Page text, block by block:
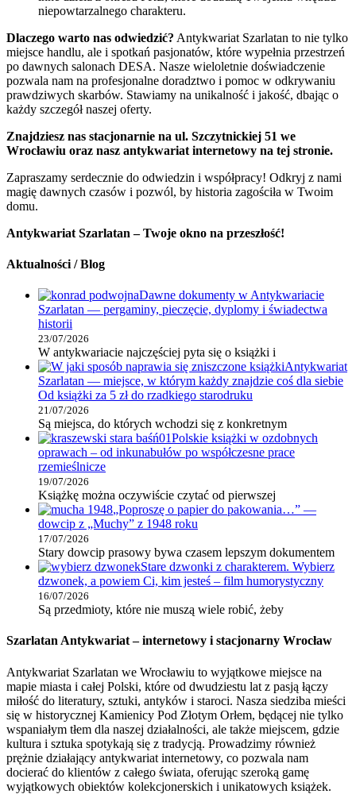
niepowtarzalnego charakteru.
Dlaczego warto nas odwiedzić? Antykwariat Szarlatan to nie tylko
miejsce handlu, ale i spotkań pasjonatów, które wypełnia przestrzeń
po dawnych salonach DESA. Nasze wieloletnie doświadczenie
pozwala nam na profesjonalne doradztwo i pomoc w odkrywaniu
prawdziwych skarbów. Stawiamy na unikalność i jakość, dbając o
każdy szczegół naszej oferty.
Znajdziesz nas stacjonarnie na ul. Szczytnickiej 51 we
Wrocławiu oraz nasz antykwariat internetowy na tej stronie.
Zapraszamy serdecznie do odwiedzin i współpracy! Odkryj z nami
magię dawnych czasów i pozwól, by historia zagościła w Twoim
domu.
Antykwariat Szarlatan – Twoje okno na przeszłość!
Aktualności / Blog
Dawne dokumenty w Antykwariacie
Szarlatan — pergaminy, pieczęcie, dyplomy i świadectwa
historii
23/07/2026
W antykwariacie najczęściej pyta się o książki i
Antykwariat
Szarlatan — miejsce, w którym każdy znajdzie coś dla siebie
Od książki za 5 zł do rzadkiego starodruku
21/07/2026
Są miejsca, do których wchodzi się z konkretnym
Polskie książki w ozdobnych
oprawach – od inkunabułów po współczesne prace
rzemieślnicze
19/07/2026
Książkę można oczywiście czytać od pierwszej
„Poproszę o papier do pakowania…” —
dowcip z „Muchy” z 1948 roku
17/07/2026
Stary dowcip prasowy bywa czasem lepszym dokumentem
Stare dzwonki z charakterem. Wybierz
dzwonek, a powiem Ci, kim jesteś – film humorystyczny
16/07/2026
Są przedmioty, które nie muszą wiele robić, żeby
Szarlatan Antykwariat – internetowy i stacjonarny Wrocław
Antykwariat Szarlatan we Wrocławiu to wyjątkowe miejsce na
mapie miasta i całej Polski, które od dwudziestu lat z pasją łączy
miłość do literatury, sztuki, antyków i staroci. Nasza siedziba mieści
się w historycznej Kamienicy Pod Złotym Orłem, będącej nie tylko
wspaniałym tłem dla naszej działalności, ale także miejscem, gdzie
kultura i sztuka spotykają się z tradycją. Prowadzimy również
prężnie działający antykwariat internetowy, co pozwala nam
docierać do klientów z całego świata, oferując szeroką gamę
wyjątkowych obiektów kolekcjonerskich i unikatowych książek.